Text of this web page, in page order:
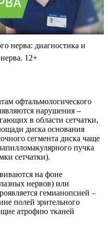
нерва: диагностика и
12+
офтальмологического
нарушения –
в области сетчатки,
диска основания
сегмента диска чаще
пучка
сетчатки).
на фоне
нервов) или
гемианопсией –
полей зрительного
атрофию тканей